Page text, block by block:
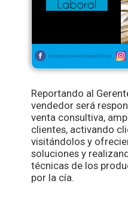
Reportando al
vendedor será
venta consultiva,
clientes, activando
visitándolos y
soluciones y
técnicas de los
por la cía.